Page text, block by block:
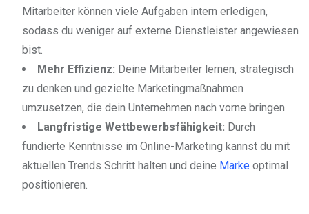
Mitarbeiter können viele Aufgaben intern erledigen,
sodass du weniger auf externe Dienstleister angewiesen
bist.
Mehr Effizienz: Deine Mitarbeiter lernen, strategisch
zu denken und gezielte Marketingmaßnahmen
umzusetzen, die dein Unternehmen nach vorne bringen.
Langfristige Wettbewerbsfähigkeit: Durch
fundierte Kenntnisse im Online-Marketing kannst du mit
aktuellen Trends Schritt halten und deine Marke optimal
positionieren.